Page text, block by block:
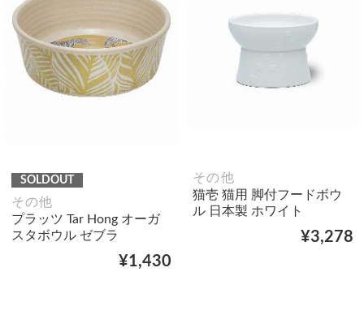
SOLDOUT
その他
プラッツ Tar Hong オーガ
スタボウル ゼブラ
¥1,430
その他
猫壱 猫用 脚付フードボウ
ル 日本製 ホワイト
¥3,278